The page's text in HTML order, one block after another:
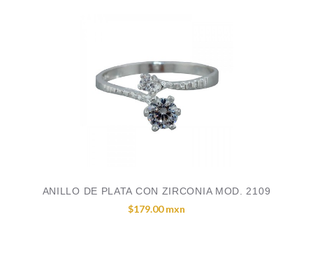
ANILLO DE PLATA CON ZIRCONIA MOD. 2109
$179.00 mxn